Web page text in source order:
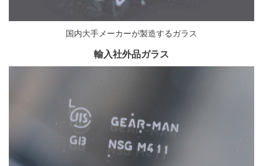
国内大手メーカーが製造するガラス
輸入社外品ガラス